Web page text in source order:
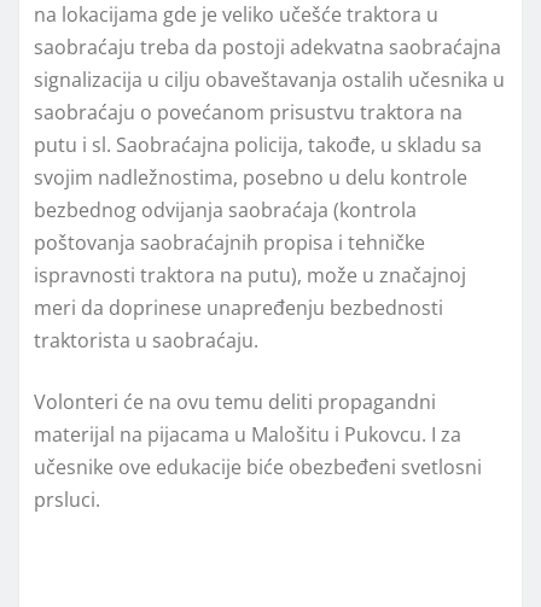
na lokacijama gde je veliko učešće traktora u
saobraćaju treba da postoji adekvatna saobraćajna
signalizacija u cilјu obaveštavanja ostalih učesnika u
saobraćaju o povećanom prisustvu traktora na
putu i sl. Saobraćajna policija, takođe, u skladu sa
svojim nadležnostima, posebno u delu kontrole
bezbednog odvijanja saobraćaja (kontrola
poštovanja saobraćajnih propisa i tehničke
ispravnosti traktora na putu), može u značajnoj
meri da doprinese unapređenju bezbednosti
traktorista u saobraćaju.
Volonteri će na ovu temu deliti propagandni
materijal na pijacama u Malošitu i Pukovcu. I za
učesnike ove edukacije biće obezbeđeni svetlosni
prsluci.